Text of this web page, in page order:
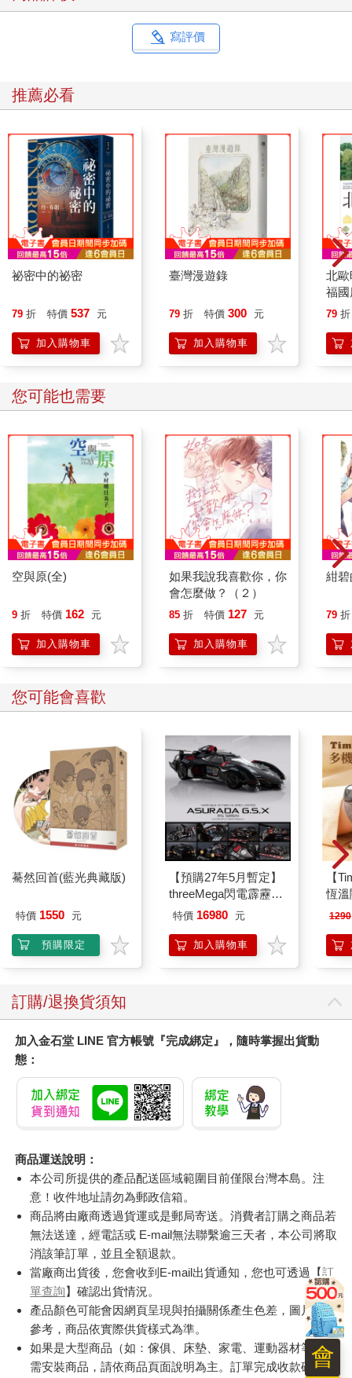
寫評價
推薦必看
祕密中的祕密
79 折 特價 537 元
加入購物車
臺灣漫遊錄
79 折 特價 300 元
加入購物車
北
福
79 折
您可能也需要
空與原(全)
9 折 特價 162 元
加入購物車
如果我說我喜歡你，你
會怎麼做？（２）
85 折 特價 127 元
加入購物車
紺
79 折
您可能會喜歡
驀然回首(藍光典藏版)
特價 1550 元
預購限定
【預購27年5月暫定】
threeMega閃電霹靂車
VA Hi-SPEC UNITED
SIREN 黑色限定
特價 16980 元
加入購物車
【
恆
肩/
膝
1290
訂購/退換貨須知
加入金石堂 LINE 官方帳號『完成綁定』，隨時掌握出貨動
態：
商品運送說明：
本公司所提供的產品配送區域範圍目前僅限台灣本島。注
意！收件地址請勿為郵政信箱。
商品將由廠商透過貨運或是郵局寄送。消費者訂購之商品若
無法送達，經電話或 E-mail無法聯繫逾三天者，本公司將取
消該筆訂單，並且全額退款。
當廠商出貨後，您會收到E-mail出貨通知，您也可透過【訂
單查詢】確認出貨情況。
產品顏色可能會因網頁呈現與拍攝關係產生色差，圖片僅供
參考，商品依實際供貨樣式為準。
如果是大型商品（如：傢俱、床墊、家電、運動器材等）及
需安裝商品，請依商品頁面說明為主。訂單完成收款確認
會